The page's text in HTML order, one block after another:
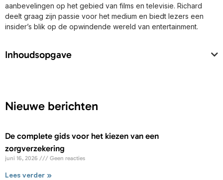
aanbevelingen op het gebied van films en televisie. Richard
deelt graag zijn passie voor het medium en biedt lezers een
insider’s blik op de opwindende wereld van entertainment.
Inhoudsopgave
Nieuwe berichten
De complete gids voor het kiezen van een
zorgverzekering
juni 16, 2026 Geen reacties
Lees verder »